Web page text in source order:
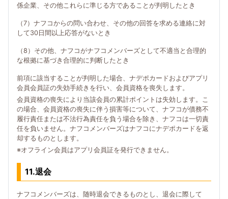
係企業、その他これらに準じる方であることが判明したとき
（7）ナフコからの問い合わせ、その他の回答を求める連絡に対
して30日間以上応答がないとき
（8）その他、ナフコがナフコメンバーズとして不適当と合理的
な根拠に基づき合理的に判断したとき
前項に該当することが判明した場合、ナデポカードおよびアプリ
会員会員証の失効手続きを行い、会員資格を喪失します。
会員資格の喪失により当該会員の累計ポイントは失効します。こ
の場合、会員資格の喪失に伴う損害等について、ナフコが債務不
履行責任または不法行為責任を負う場合を除き、ナフコは一切責
任を負いません。ナフコメンバーズはナフコにナデポカードを返
却するものとします。
※オフライン会員はアプリ会員証を発行できません。
11.退会
ナフコメンバーズは、随時退会できるものとし、退会に際して